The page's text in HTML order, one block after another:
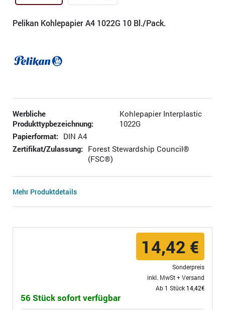
Pelikan Kohlepapier A4 1022G 10 Bl./Pack.
Werbliche
Produkttypbezeichnung:
Kohlepapier Interplastic
1022G
Papierformat: DIN A4
Zertifikat/Zulassung: Forest Stewardship Council®
(FSC®)
Mehr Produktdetails
14,42 €
Sonderpreis
inkl. MwSt +Versand
Ab 1 Stück 14,42€
56 Stück sofort verfügbar